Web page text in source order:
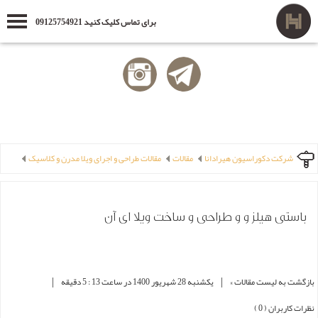
برای تماس کلیک کنید 09125754921
شرکت دکوراسیون هیرادانا مقالات مقالات طراحی و اجرای ویلا مدرن و کلاسیک
باستی هیلز و و طراحی و ساخت ویلا ای آن
بازگشت به لیست مقالات » | یکشنبه 28 شهریور 1400 در ساعت 13 : 5 دقیقه |
نظرات کاربران ( 0 )